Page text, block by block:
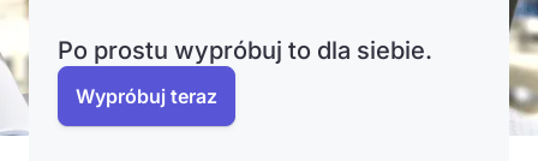
Po prostu wypróbuj to dla siebie.
Wypróbuj teraz